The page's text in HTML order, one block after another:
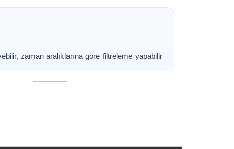
zaman aralıklarına göre filtreleme yapabilir